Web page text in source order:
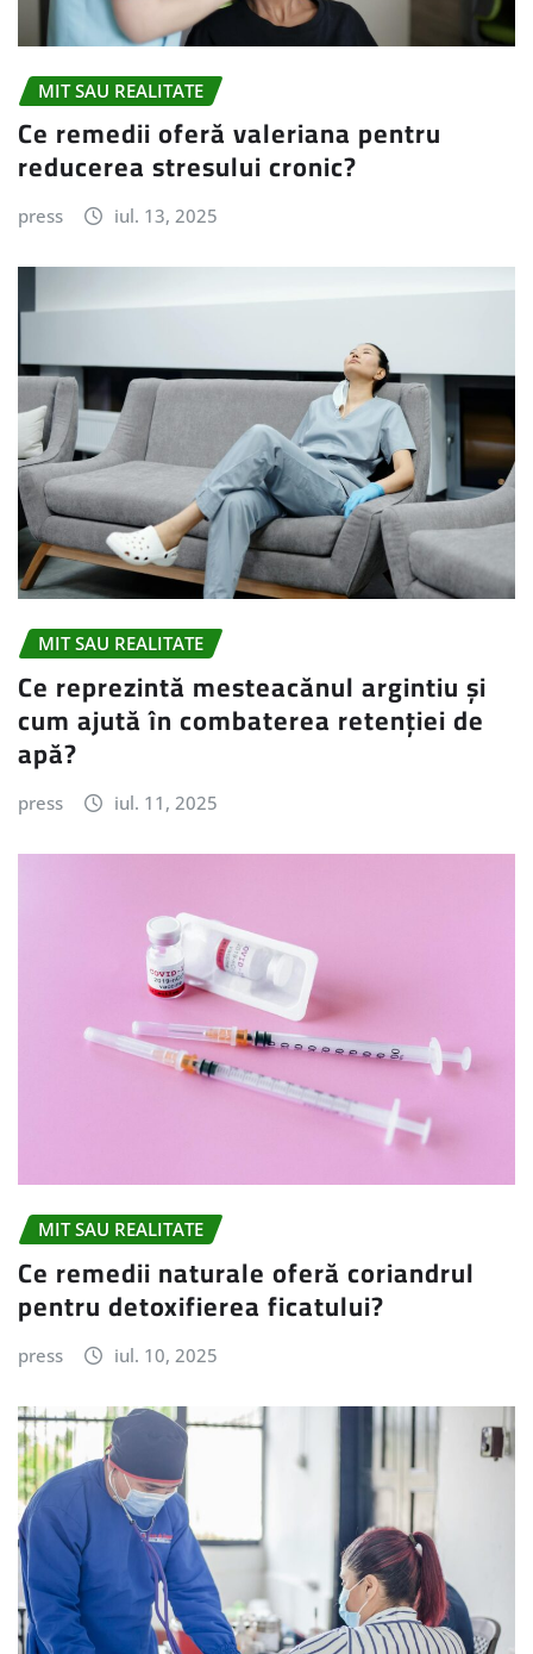
MIT SAU REALITATE
Ce remedii oferă valeriana pentru
reducerea stresului cronic?
press iul. 13, 2025
MIT SAU REALITATE
Ce reprezintă mesteacănul argintiu și
cum ajută în combaterea retenției de
apă?
press iul. 11, 2025
MIT SAU REALITATE
Ce remedii naturale oferă coriandrul
pentru detoxifierea ficatului?
press iul. 10, 2025